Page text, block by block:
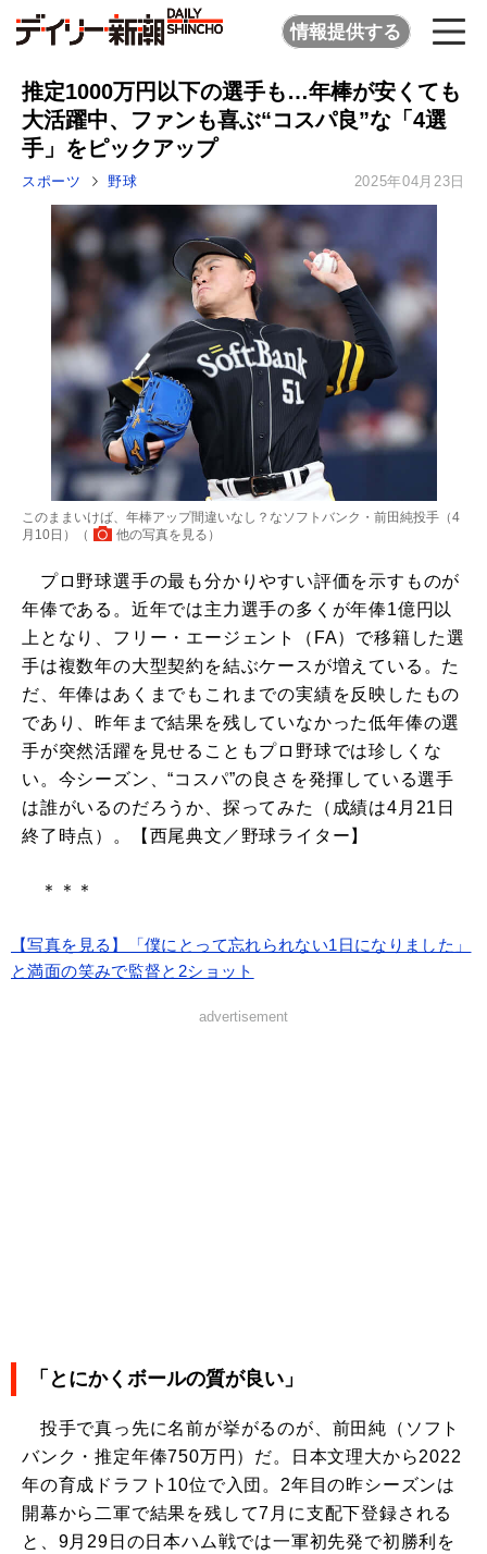
情報提供する
推定1000万円以下の選手も…年棒が安くても
大活躍中、ファンも喜ぶ“コスパ良”な「4選
手」をピックアップ
スポーツ 野球 2025年04月23日
このままいけば、年棒アップ間違いなし？なソフトバンク・前田純投手（4
月10日）（
他の写真を見る ）
プロ野球選手の最も分かりやすい評価を示すものが
年俸である。近年では主力選手の多くが年俸1億円以
上となり、フリー・エージェント（FA）で移籍した選
手は複数年の大型契約を結ぶケースが増えている。た
だ、年俸はあくまでもこれまでの実績を反映したもの
であり、昨年まで結果を残していなかった低年俸の選
手が突然活躍を見せることもプロ野球では珍しくな
い。今シーズン、“コスパ”の良さを発揮している選手
は誰がいるのだろうか、探ってみた（成績は4月21日
終了時点）。【西尾典文／野球ライター】
＊＊＊
【写真を見る】「僕にとって忘れられない1日になりました」
と満面の笑みで監督と2ショット
advertisement
「とにかくボールの質が良い」
投手で真っ先に名前が挙がるのが、前田純（ソフト
バンク・推定年俸750万円）だ。日本文理大から2022
年の育成ドラフト10位で入団。2年目の昨シーズンは
開幕から二軍で結果を残して7月に支配下登録される
と、9月29日の日本ハム戦では一軍初先発で初勝利を